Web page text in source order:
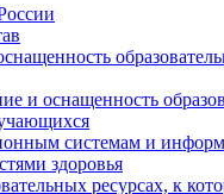
и оснащенность
системам и
здоровья
ресурсах, к